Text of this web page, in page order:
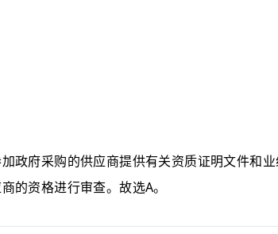
政府采购的供应商提供有关资质证明文件和
的资格进行审查。故选A。